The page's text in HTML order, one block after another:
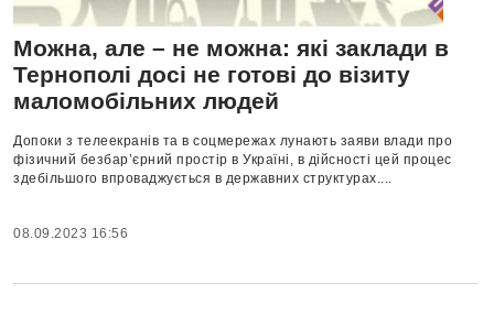
Можна, але – не можна: які заклади в
Тернополі досі не готові до візиту
маломобільних людей
Допоки з телеекранів та в соцмережах лунають заяви влади про
фізичний безбар’єрний простір в Україні, в дійсності цей процес
здебільшого впроваджується в державних структурах....
08.09.2023 16:56